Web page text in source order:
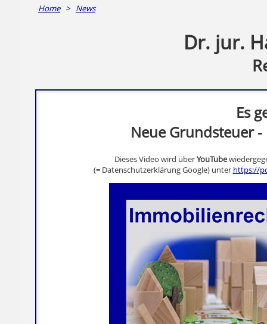
Home> News
Dr. jur.
Es
Neue Grundsteuer
Dieses Video wird überYouTube
(= Datenschutzerklärung Google) unter https://